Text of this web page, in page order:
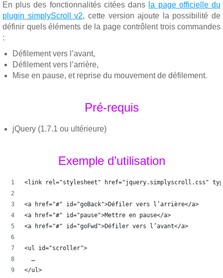
En plus des fonctionnalités citées dans la page officielle du
plugin simplyScroll v2, cette version ajoute la possibilité de
définir quels éléments de la page contrôlent trois commandes
:
Défilement vers l’avant,
Défilement vers l’arrière,
Mise en pause, et reprise du mouvement de défilement.
Pré-requis
jQuery (1.7.1 ou ultérieure)
Exemple d’utilisation
<link rel="stylesheet" href="jquery.simplyscroll.css"
<a href="#" id="goBack">Défiler vers l’arrière</a>
<a href="#" id="pause">Mettre en pause</a>
<a href="#" id="goFwd">Défiler vers l’avant</a>
<ul id="scroller">
  …
</ul>